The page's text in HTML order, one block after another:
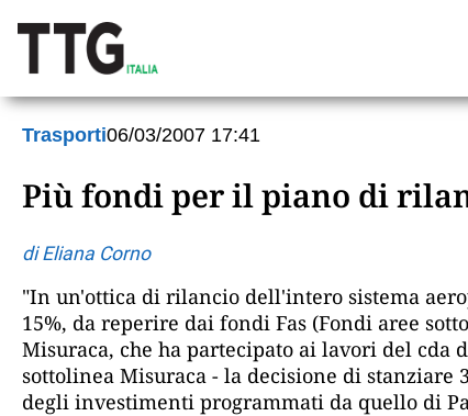
Trasporti06/03/2007 17:41
Più fondi per il piano di
di Eliana Corno
"In un'ottica di rilancio dell'intero sistema
15%, da reperire dai fondi Fas (Fondi aree
Misuraca, che ha partecipato ai lavori del cda
sottolinea Misuraca - la decisione di
degli investimenti programmati da quello di